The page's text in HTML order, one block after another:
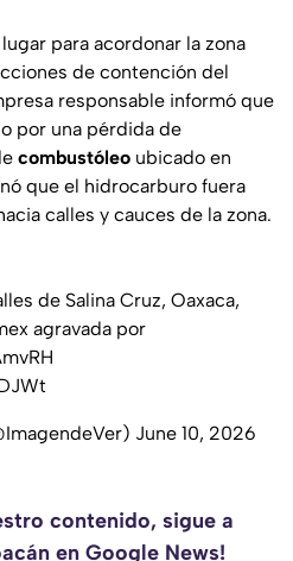
para acordonar la zona
de contención del
responsable informó que
por una pérdida de
combustóleo ubicado en
que el hidrocarburo fuera
calles y cauces de la zona.
de Salina Cruz, Oaxaca,
agravada por
June 10, 2026
contenido, sigue a
en Google News!